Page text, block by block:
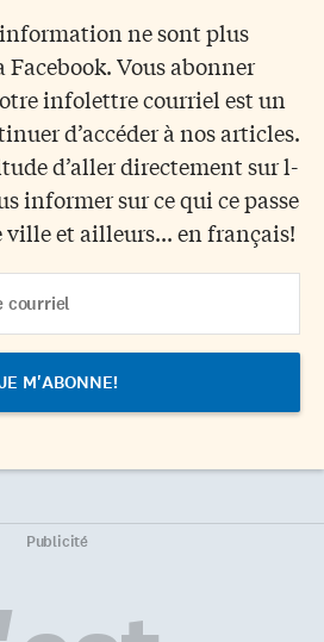
ne sont plus
Facebook. Vous abonner
infolettre courriel est un
d’accéder à nos articles.
d’aller directement sur l-
informer sur ce qui ce passe
ville et ailleurs... en français!
Publicité